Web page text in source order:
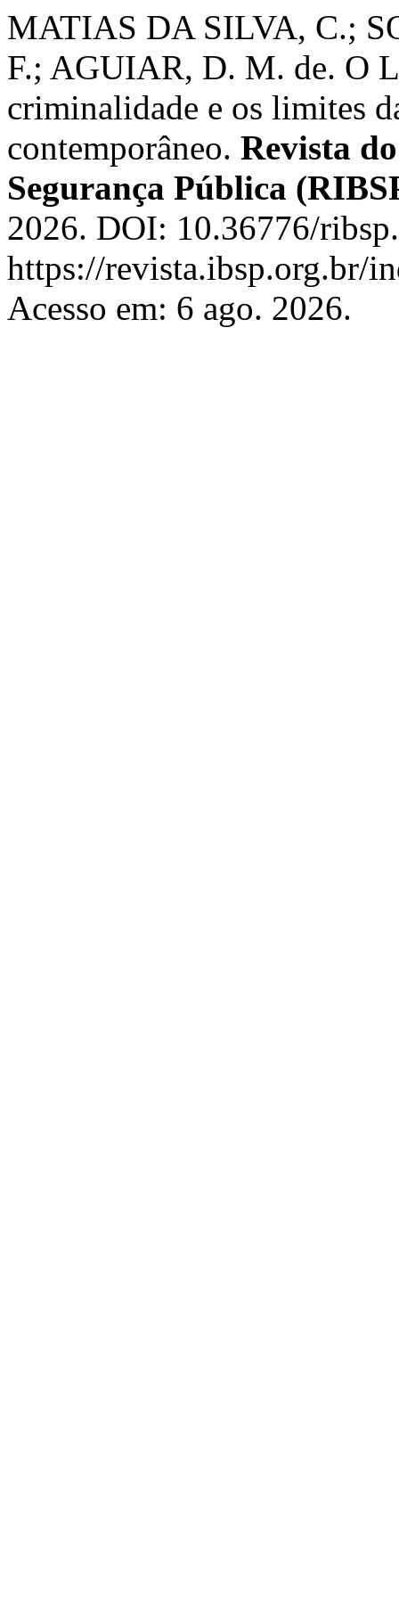
MATIAS DA SILVA, C.;
F.; AGUIAR, D. M. de. O
criminalidade e os limites
contemporâneo. Revista
Segurança Pública
2026. DOI: 10.36776/
https://revista.ibsp.org.br/
Acesso em: 6 ago. 2026.